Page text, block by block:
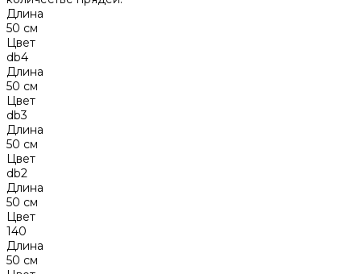
Длина
50 см
Цвет
db4
Длина
50 см
Цвет
db3
Длина
50 см
Цвет
db2
Длина
50 см
Цвет
140
Длина
50 см